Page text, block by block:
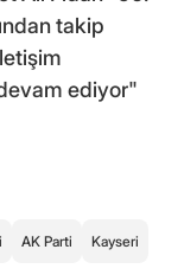
takip
devam ediyor"
AK Parti Kayseri